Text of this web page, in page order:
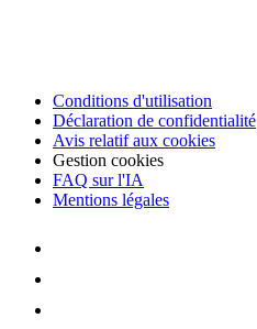
Conditions d'utilisation
Déclaration de confidentialité
Avis relatif aux cookies
Gestion cookies
FAQ sur l'IA
Mentions légales